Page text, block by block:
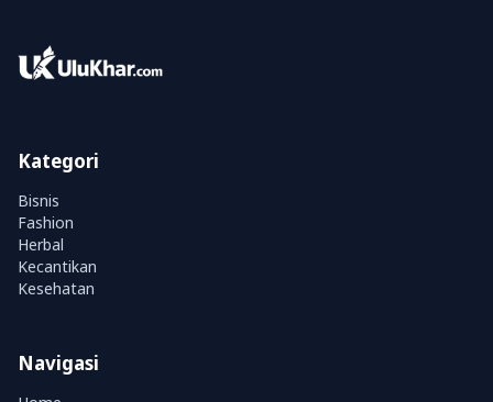
Kategori
Bisnis
Fashion
Herbal
Kecantikan
Kesehatan
Navigasi